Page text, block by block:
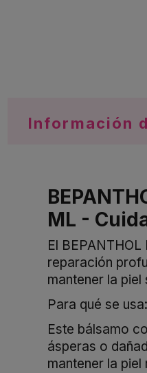
Información
ML -
El
reparación
mantener la
Para qué se usa:
Este bálsamo
ásperas o
mantener la